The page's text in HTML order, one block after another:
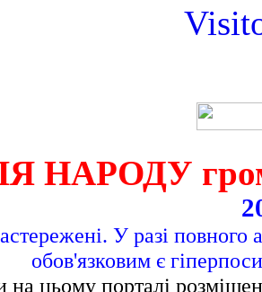
НАРОДУ
У разі повного
обов'язковим є
на цьому порталі